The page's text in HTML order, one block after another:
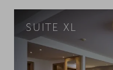
SUITE XL